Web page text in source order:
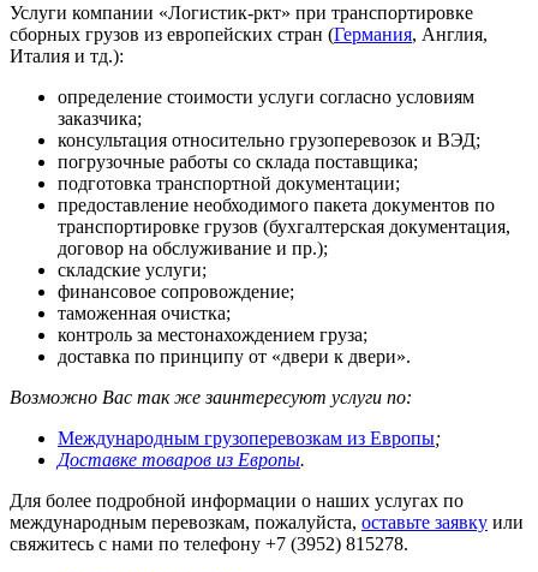
Услуги компании «Логистик-ркт» при транспортировке
сборных грузов из европейских стран (Германия, Англия,
Италия и тд.):
определение стоимости услуги согласно условиям
заказчика;
консультация относительно грузоперевозок и ВЭД;
погрузочные работы со склада поставщика;
подготовка транспортной документации;
предоставление необходимого пакета документов по
транспортировке грузов (бухгалтерская документация,
договор на обслуживание и пр.);
складские услуги;
финансовое сопровождение;
таможенная очистка;
контроль за местонахождением груза;
доставка по принципу от «двери к двери».
Возможно Вас так же заинтересуют услуги по:
Международным грузоперевозкам из Европы;
Доставке товаров из Европы.
Для более подробной информации о наших услугах по
международным перевозкам, пожалуйста, оставьте заявку или
свяжитесь с нами по телефону +7 (3952) 815278.